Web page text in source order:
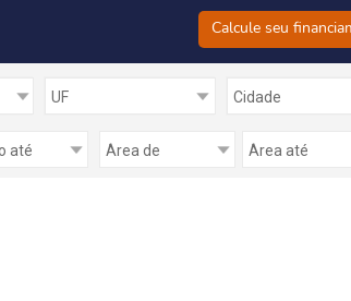
Calcule seu